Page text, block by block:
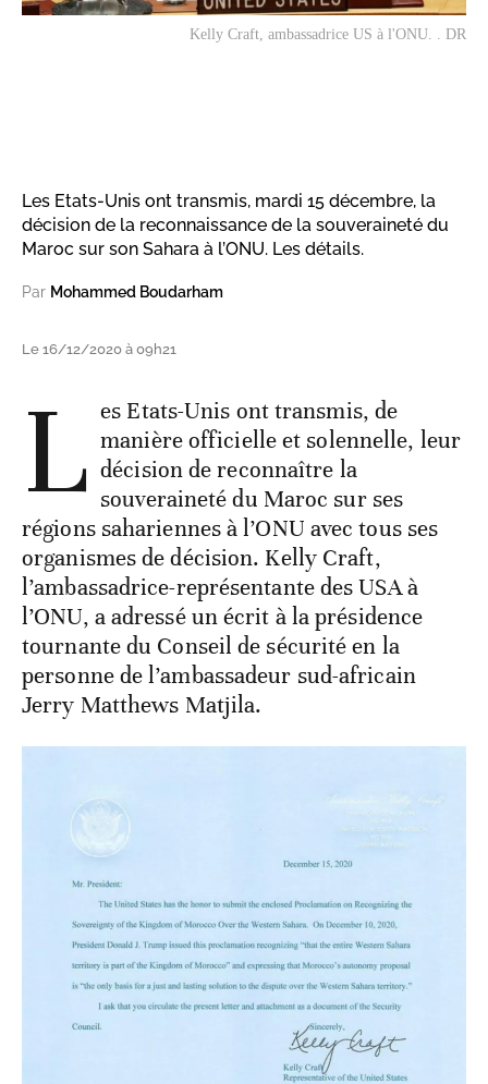
Kelly Craft, ambassadrice US à l'ONU. . DR
Les Etats-Unis ont transmis, mardi 15 décembre, la
décision de la reconnaissance de la souveraineté du
Maroc sur son Sahara à l’ONU. Les détails.
Par Mohammed Boudarham
Le 16/12/2020 à 09h21
L es Etats-Unis ont transmis, de
manière officielle et solennelle, leur
décision de reconnaître la
souveraineté du Maroc sur ses
régions sahariennes à l’ONU avec tous ses
organismes de décision. Kelly Craft,
l’ambassadrice-représentante des USA à
l’ONU, a adressé un écrit à la présidence
tournante du Conseil de sécurité en la
personne de l’ambassadeur sud-africain
Jerry Matthews Matjila.